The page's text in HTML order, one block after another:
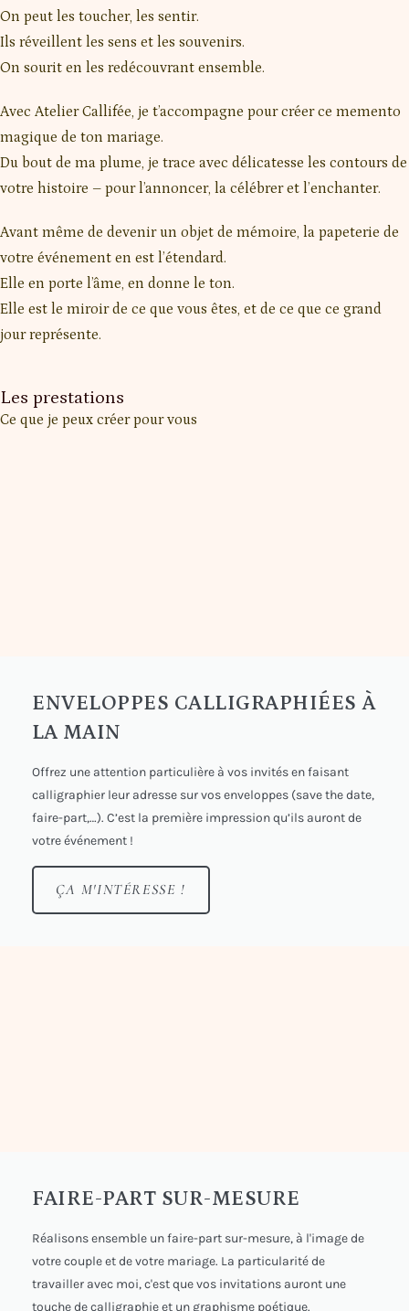
On peut les toucher, les sentir.
Ils réveillent les sens et les souvenirs.
On sourit en les redécouvrant ensemble.
Avec Atelier Callifée, je t’accompagne pour créer ce memento
magique de ton mariage.
Du bout de ma plume, je trace avec délicatesse les contours de
votre histoire – pour l’annoncer, la célébrer et l’enchanter.
Avant même de devenir un objet de mémoire, la papeterie de
votre événement en est l’étendard.
Elle en porte l’âme, en donne le ton.
Elle est le miroir de ce que vous êtes, et de ce que ce grand
jour représente.
Les prestations
Ce que je peux créer pour vous
ENVELOPPES CALLIGRAPHIÉES À
LA MAIN
Offrez une attention particulière à vos invités en faisant
calligraphier leur adresse sur vos enveloppes (save the date,
faire-part,…). C’est la première impression qu’ils auront de
votre événement !
ÇA M'INTÉRESSE !
FAIRE-PART SUR-MESURE
Réalisons ensemble un faire-part sur-mesure, à l'image de
votre couple et de votre mariage. La particularité de
travailler avec moi, c'est que vos invitations auront une
touche de calligraphie et un graphisme poétique.